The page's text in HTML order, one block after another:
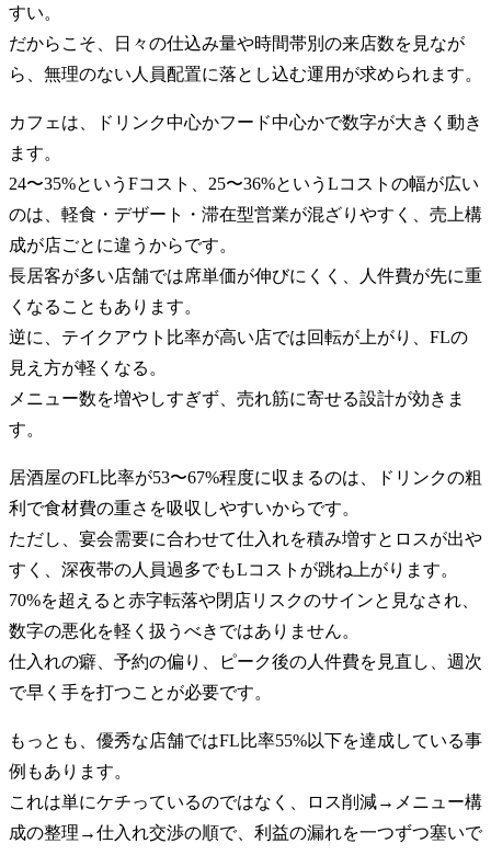
すい。
だからこそ、日々の仕込み量や時間帯別の来店数を見なが
ら、無理のない人員配置に落とし込む運用が求められます。
カフェは、ドリンク中心かフード中心かで数字が大きく動き
ます。
24〜35%というFコスト、25〜36%というLコストの幅が広い
のは、軽食・デザート・滞在型営業が混ざりやすく、売上構
成が店ごとに違うからです。
長居客が多い店舗では席単価が伸びにくく、人件費が先に重
くなることもあります。
逆に、テイクアウト比率が高い店では回転が上がり、FLの
見え方が軽くなる。
メニュー数を増やしすぎず、売れ筋に寄せる設計が効きま
す。
居酒屋のFL比率が53〜67%程度に収まるのは、ドリンクの粗
利で食材費の重さを吸収しやすいからです。
ただし、宴会需要に合わせて仕入れを積み増すとロスが出や
すく、深夜帯の人員過多でもLコストが跳ね上がります。
70%を超えると赤字転落や閉店リスクのサインと見なされ、
数字の悪化を軽く扱うべきではありません。
仕入れの癖、予約の偏り、ピーク後の人件費を見直し、週次
で早く手を打つことが必要です。
もっとも、優秀な店舗ではFL比率55%以下を達成している事
例もあります。
これは単にケチっているのではなく、ロス削減→メニュー構
成の整理→仕入れ交渉の順で、利益の漏れを一つずつ塞いで